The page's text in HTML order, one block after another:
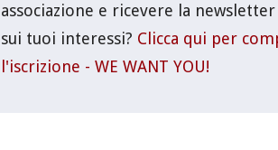
associazione e ricevere la
sui tuoi interessi? Clicca qui per
l'iscrizione - WE WANT YOU!